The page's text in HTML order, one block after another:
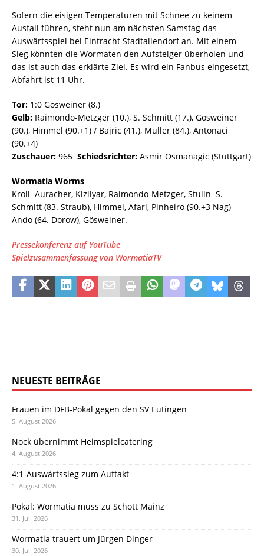
Sofern die eisigen Temperaturen mit Schnee zu keinem
Ausfall führen, steht nun am nächsten Samstag das
Auswärtsspiel bei Eintracht Stadtallendorf an. Mit einem
Sieg könnten die Wormaten den Aufsteiger überholen und
das ist auch das erklärte Ziel. Es wird ein Fanbus eingesetzt,
Abfahrt ist 11 Uhr.
Tor: 1:0 Gösweiner (8.)
Gelb: Raimondo-Metzger (10.), S. Schmitt (17.), Gösweiner
(90.), Himmel (90.+1) / Bajric (41.), Müller (84.), Antonaci
(90.+4)
Zuschauer: 965 Schiedsrichter: Asmir Osmanagic (Stuttgart)
Wormatia Worms
Kroll  Auracher, Kizilyar, Raimondo-Metzger, Stulin  S.
Schmitt (83. Straub), Himmel, Afari, Pinheiro (90.+3 Nag) 
Ando (64. Dorow), Gösweiner.
Pressekonferenz auf YouTube
Spielzusammenfassung von WormatiaTV
NEUESTE BEITRÄGE
Frauen im DFB-Pokal gegen den SV Eutingen
5. August 2026
Nock übernimmt Heimspielcatering
4. August 2026
4:1-Auswärtssieg zum Auftakt
1. August 2026
Pokal: Wormatia muss zu Schott Mainz
31. Juli 2026
Wormatia trauert um Jürgen Dinger
30. Juli 2026